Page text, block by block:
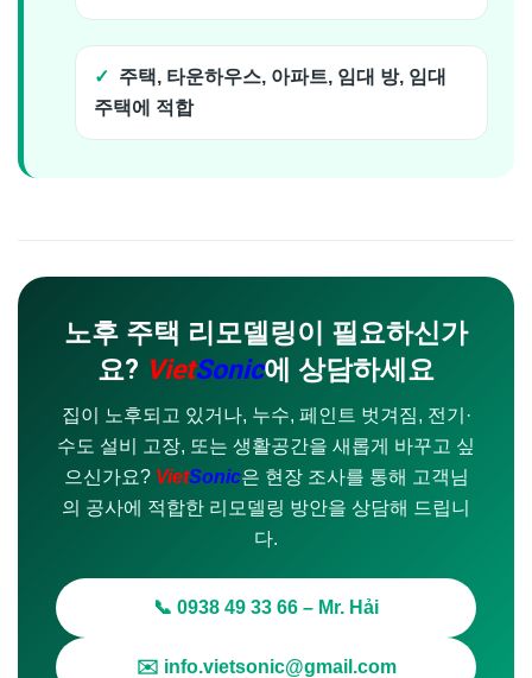
주택, 타운하우스, 아파트, 임대 방, 임대
주택에 적합
노후 주택 리모델링이 필요하신가
요? VietSonic에 상담하세요
집이 노후되고 있거나, 누수, 페인트 벗겨짐, 전기·
수도 설비 고장, 또는 생활공간을 새롭게 바꾸고 싶
으신가요? VietSonic은 현장 조사를 통해 고객님
의 공사에 적합한 리모델링 방안을 상담해 드립니
다.
📞 0938 49 33 66 – Mr. Hải
✉️ info.vietsonic@gmail.com